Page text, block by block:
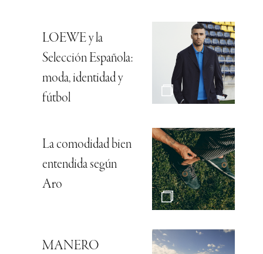
LOEWE y la
Selección Española:
moda, identidad y
fútbol
La comodidad bien
entendida según
Aro
MANERO